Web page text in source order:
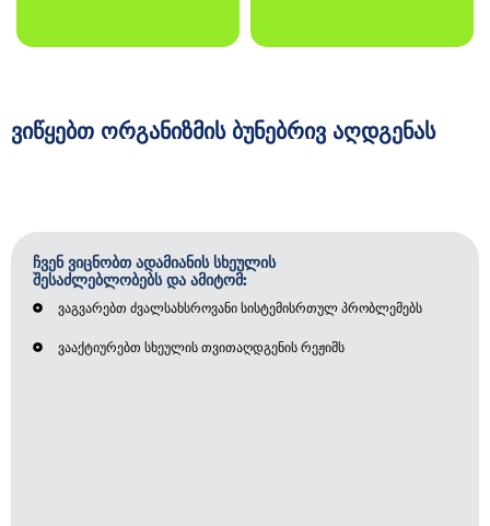
ვიწყებთ ორგანიზმის ბუნებრივ აღდგენას
ჩვენ ვიცნობთ ადამიანის სხეულის
შესაძლებლობებს და ამიტომ:
ვაგვარებთ ძვალსახსროვანი სისტემისრთულ პრობლემებს
ვააქტიურებთ სხეულის თვითაღდგენის რეჟიმს